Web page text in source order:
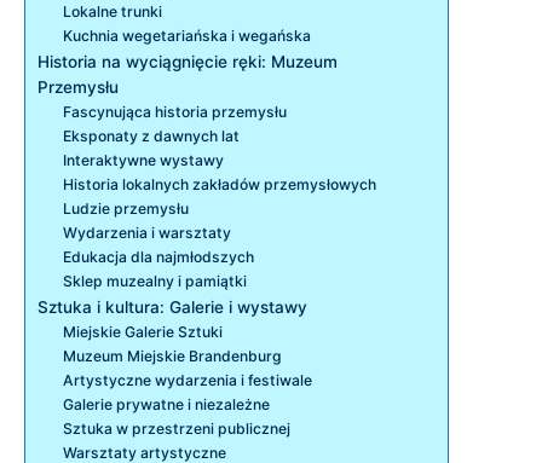
Lokalne trunki
Kuchnia wegetariańska i wegańska
Historia na wyciągnięcie ręki: Muzeum
Przemysłu
Fascynująca historia przemysłu
Eksponaty z dawnych lat
Interaktywne wystawy
Historia lokalnych zakładów przemysłowych
Ludzie przemysłu
Wydarzenia i warsztaty
Edukacja dla najmłodszych
Sklep muzealny i pamiątki
Sztuka i kultura: Galerie i wystawy
Miejskie Galerie Sztuki
Muzeum Miejskie Brandenburg
Artystyczne wydarzenia i festiwale
Galerie prywatne i niezależne
Sztuka w przestrzeni publicznej
Warsztaty artystyczne